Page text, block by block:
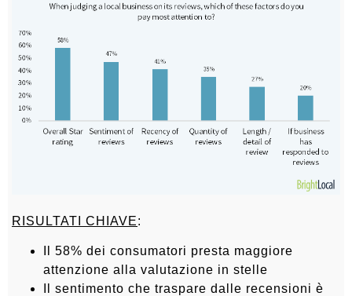
RISULTATI CHIAVE:
Il 58% dei consumatori presta maggiore
attenzione alla valutazione in stelle
Il sentimento che traspare dalle recensioni è